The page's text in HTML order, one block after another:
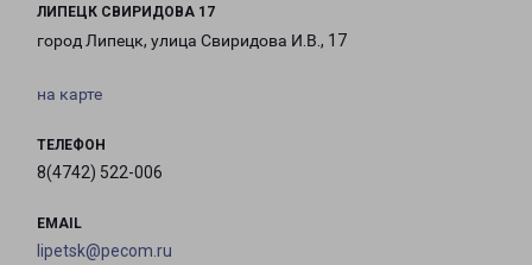
ЛИПЕЦК СВИРИДОВА 17
город Липецк, улица Свиридова И.В., 17
на карте
ТЕЛЕФОН
8(4742) 522-006
EMAIL
lipetsk@pecom.ru